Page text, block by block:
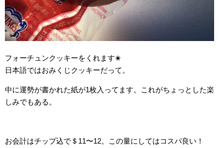
フォーチュンクッキーをくれます✬
日本語ではおみくじクッキーだって。
中に運勢が書かれた紙が1枚入ってます。これがちょっとした楽
しみでもある。
お会計はチップ込で＄11〜12。この量にしてはコスパ良い！